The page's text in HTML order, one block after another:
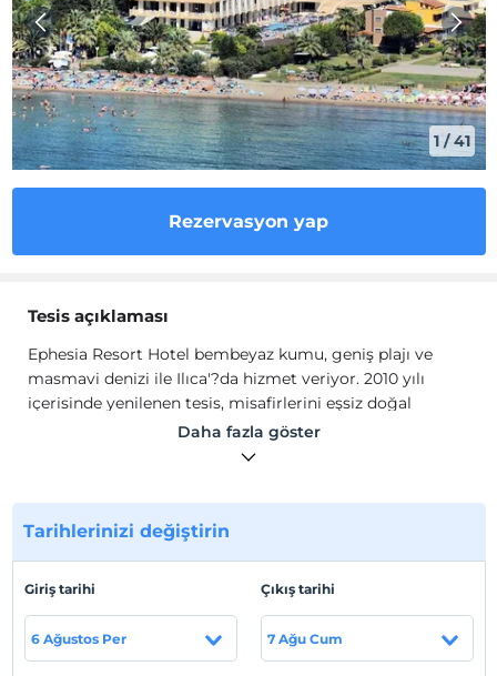
1 /41
Rezervasyon yap
Tesis açıklaması
Ephesia Resort Hotel bembeyaz kumu, geniş plajı ve
masmavi denizi ile Ilıca'?da hizmet veriyor. 2010 yılı
içerisinde yenilenen tesis, misafirlerini eşsiz doğal
güzellikler ile ağırlıyor.8.276 metrekarelik bir alan
üzerinde kurulu olan tesis, romantik akşam yemekleri ve
gerçekleştirme imkanı sunuyor.
Ephesia Resort Hotel bembeyaz kumu, geniş plajı ve
güzellikler ile ağırlıyor.8.276 metrekarelik bir alan
üzerinde kurulu olan tesis, romantik akşam yemekleri ve
eğlenceli aktiviteleri ile hayalinizdeki tatili
Daha fazla göster
Tarihlerinizi değiştirin
Giriş tarihi
6 Ağustos Per
Çıkış tarihi
7 Ağu Cum